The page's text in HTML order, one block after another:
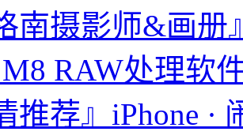
南摄影师&画册
RAW处理软
推荐』iPhone ·